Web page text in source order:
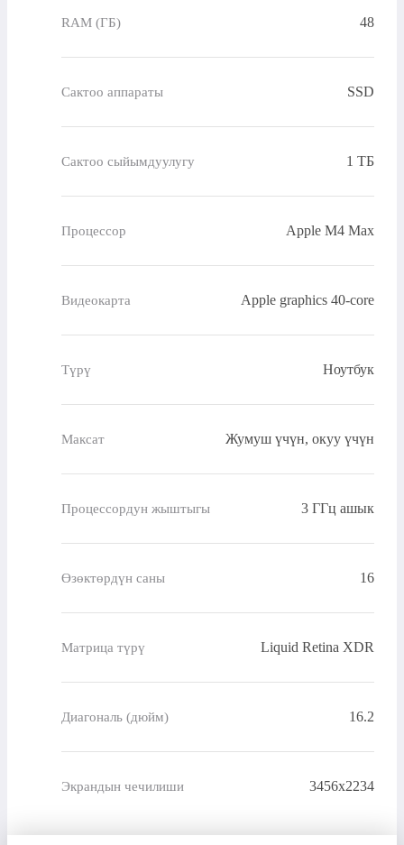
RAM (ГБ) 48
Сактоо аппараты SSD
Сактоо сыйымдуулугу 1 ТБ
Процессор Apple M4 Max
Видеокарта Apple graphics 40-core
Түрү Ноутбук
Максат Жумуш үчүн, окуу үчүн
Процессордун жыштыгы 3 ГГц ашык
Өзөктөрдүн саны 16
Матрица түрү Liquid Retina XDR
Диагональ (дюйм) 16.2
Экрандын чечилиши 3456x2234